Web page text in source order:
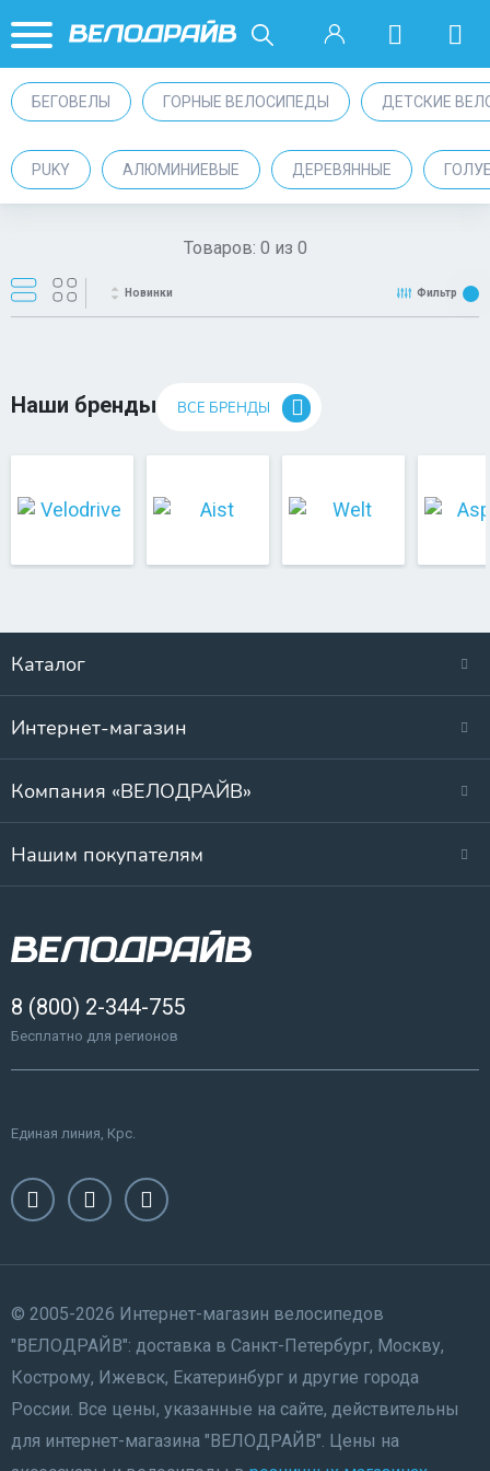
БЕГОВЕЛЫ ГОРНЫЕ ВЕЛОСИПЕДЫ ДЕТСКИЕ
PUKY АЛЮМИНИЕВЫЕ ДЕРЕВЯННЫЕ
Товаров: 0 из 0
Новинки Фильтр
Наши бренды ВСЕ БРЕНДЫ
Каталог
Интернет-магазин
Компания «ВЕЛОДРАЙВ»
Нашим покупателям
8 (800) 2-344-755
Бесплатно для регионов
Единая линия, Крс.
© 2005-2026 Интернет-магазин велосипедов
"ВЕЛОДРАЙВ": доставка в Санкт-Петербург, Москву,
Кострому, Ижевск, Екатеринбург и другие города
России. Все цены, указанные на сайте, действительны
для интернет-магазина "ВЕЛОДРАЙВ". Цены на